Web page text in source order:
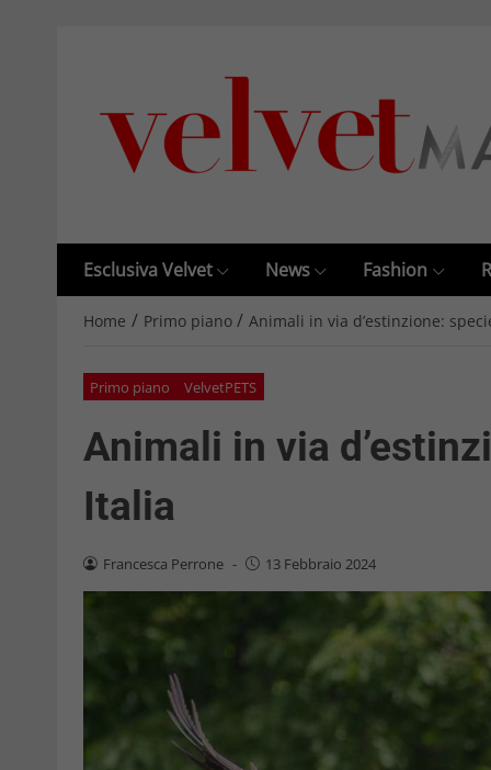
Esclusiva Velvet News Fashion
Home / Primo piano / Animali in via d’estinzione:
Primo piano VelvetPETS
Animali in via
Italia
Francesca Perrone - 13 Febbraio 2024